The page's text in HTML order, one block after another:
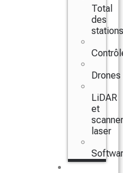
Total
des
stations
Drones
LiDAR
et
scanner
laser